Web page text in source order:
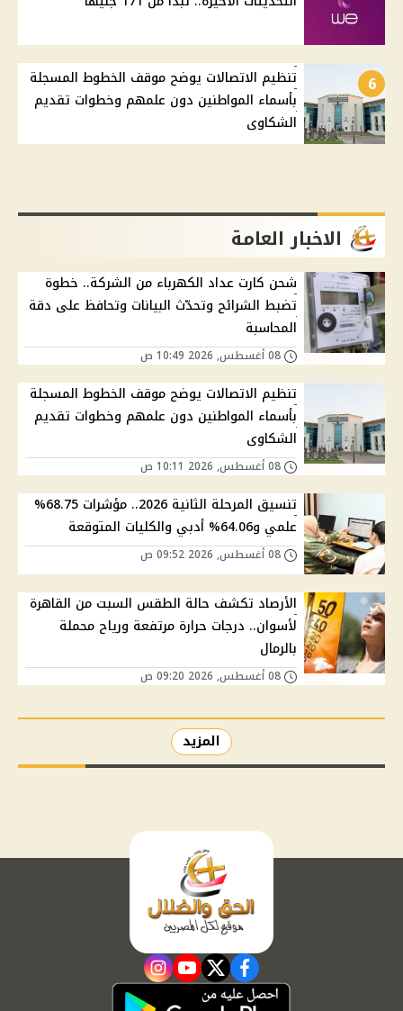
6
تنظيم الاتصالات يوضح موقف الخطوط المسجلة
بأسماء المواطنين دون علمهم وخطوات تقديم
الشكاوى
الاخبار العامة
شحن كارت عداد الكهرباء من الشركة.. خطوة
تضبط الشرائح وتحدّث البيانات وتحافظ على دقة
المحاسبة
تنظيم الاتصالات يوضح موقف الخطوط المسجلة
بأسماء المواطنين دون علمهم وخطوات تقديم
الشكاوى
تنسيق المرحلة الثانية 2026.. مؤشرات 68.75%
علمي و64.06% أدبي والكليات المتوقعة
الأرصاد تكشف حالة الطقس السبت من القاهرة
لأسوان.. درجات حرارة مرتفعة ورياح محملة
بالرمال
المزيد
facebook
twitter
youtube
instagram